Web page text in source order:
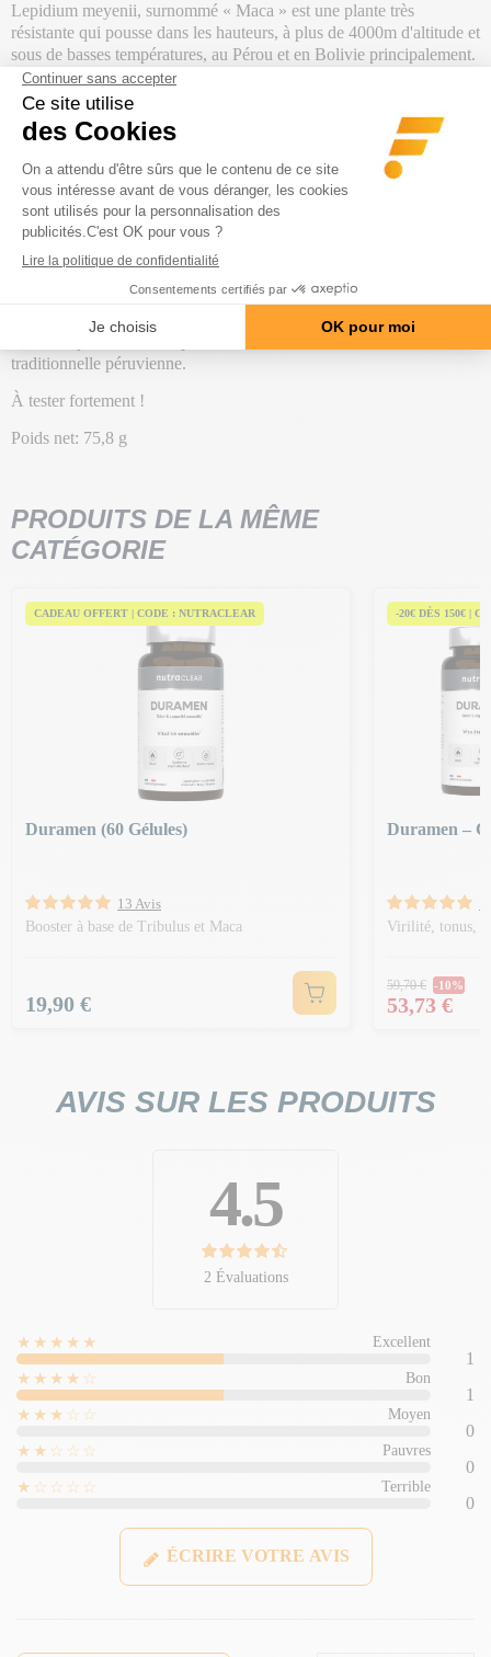
Lepidium meyenii, surnommé « Maca » est une plante très
résistante qui pousse dans les hauteurs, à plus de 4000m d'altitude et
sous de basses températures, au Pérou et en Bolivie principalement.
Utilisée depuis des siècles, elle était notamment donnée aux
guerriers incas avant leur bataille pour renforcer leur endurance.
C'est un végétal naturel riche en phytonutriments, acides aminés et
acides gras, qui abonde aussi en vitamines et minéraux. C'est
pourquoi ce "ginseng péruvien" est un super aliment, pour ses effets
physiologiques, comparables à ceux du ginseng traditionnel.
Maca (60 caps)est une cure d'un mois sous forme de gélules. Une
portion contient 1500 mg d'extrait de racine de Maca. Parfait pour
une consommation rapide et facile où que l'on soit.
Très appréciée des sportifs d'endurance pour ses vertus, la maca est
encore aujourd'hui, et depuis des siècles, utilisée dans la médecine
traditionnelle péruvienne.
À tester fortement !
Poids net: 75,8 g
PRODUITS DE LA MÊME
CATÉGORIE
CADEAU OFFERT | CODE : NUTRACLEAR
Duramen (60 Gélules)
13 Avis
Booster à base de Tribulus et Maca
Prix
19,90 €
-20€ DÈS 150€ |
Duramen –
Virilité, tonus,
Prix
59,70 € -10%
Prix
53,73 €
AVIS SUR LES PRODUITS
4.5
2 Évaluations
★★★★★ Excellent
1
★★★★☆
Bon
1
★★★☆☆
Moyen
0
★★☆☆☆
Pauvres
0
★☆☆☆☆
Terrible
0
ÉCRIRE VOTRE AVIS